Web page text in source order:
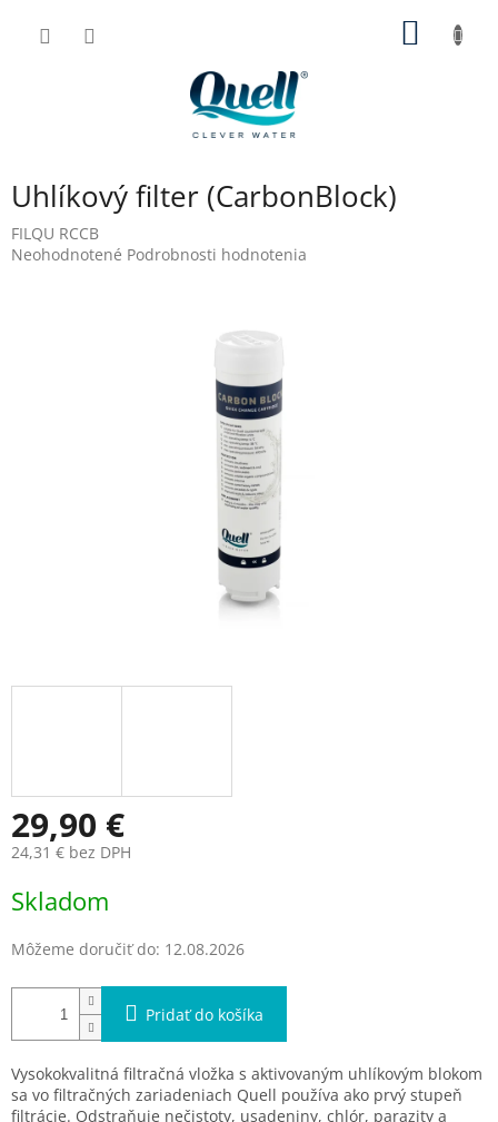
Uhlíkový filter (CarbonBlock)
FILQU RCCB
Priemerné
Neohodnotené Podrobnosti hodnotenia
29,90 €
24,31 € bez DPH
cena:
Skladom
Môžeme doručiť do: 12.08.2026
Pridať do košíka
Vysokokvalitná filtračná vložka s aktivovaným uhlíkovým blokom
sa vo filtračných zariadeniach Quell používa ako prvý stupeň
filtrácie. Odstraňuje nečistoty, usadeniny, chlór, parazity a